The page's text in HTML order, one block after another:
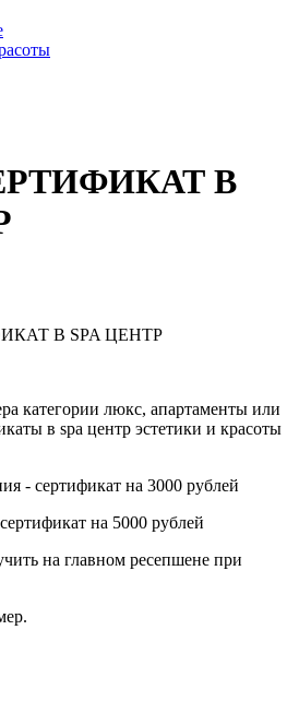
В
В SPA ЦЕНТР
категории люкс, апартаменты или
в spa центр эстетики и красоты
- сертификат на 3000 рублей
на 5000 рублей
на главном ресепшене при